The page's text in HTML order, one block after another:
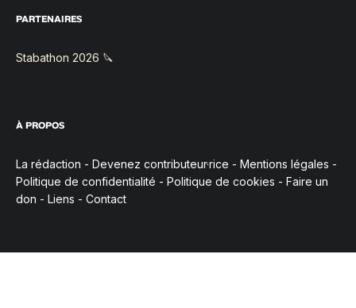
PARTENAIRES
Stabathon 2026 🔪
À PROPOS
La rédaction - Devenez contributeur·rice - Mentions légales -
Politique de confidentialité - Politique de cookies - Faire un
don - Liens - Contact